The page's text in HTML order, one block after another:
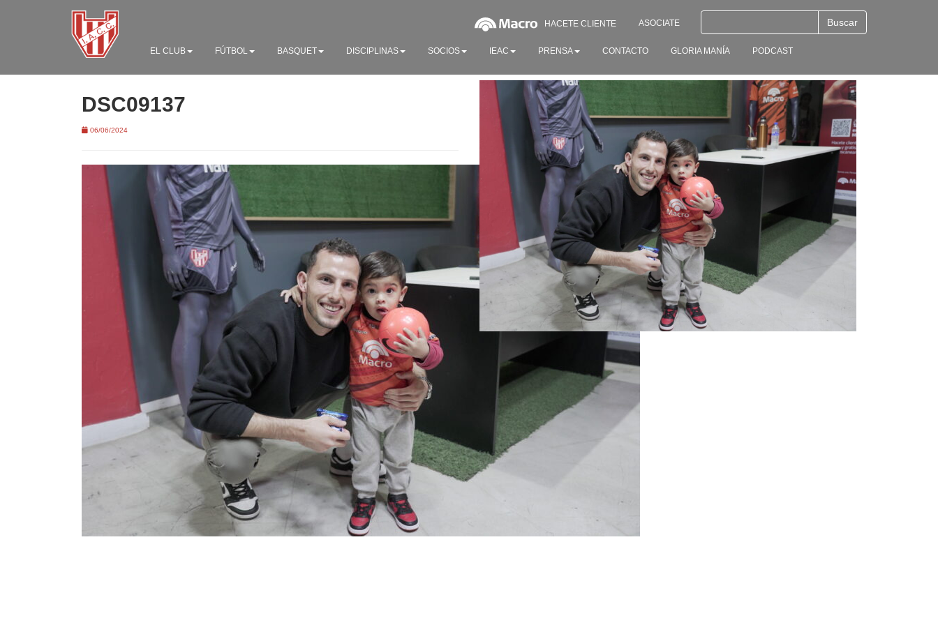
HACETE CLIENTE ASOCIATE
EL CLUB FÚTBOL BASQUET DISCIPLINAS SOCIOS IEAC PRENSA CONTACTO GLORIA MANÍA PODCAST
DSC09137
06/06/2024